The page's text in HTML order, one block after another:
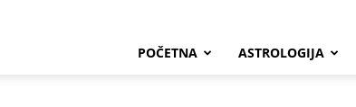
POČETNA ASTROLOGIJA